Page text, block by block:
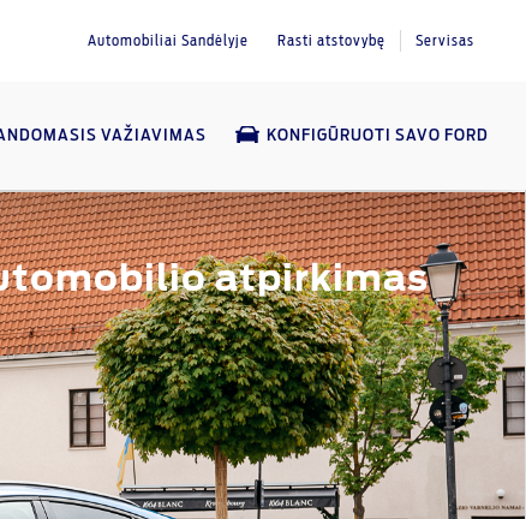
Automobiliai Sandėlyje Rasti atstovybę Servisas
VAŽIAVIMAS KONFIGŪRUOTI SAVO FORD
atpirkimas